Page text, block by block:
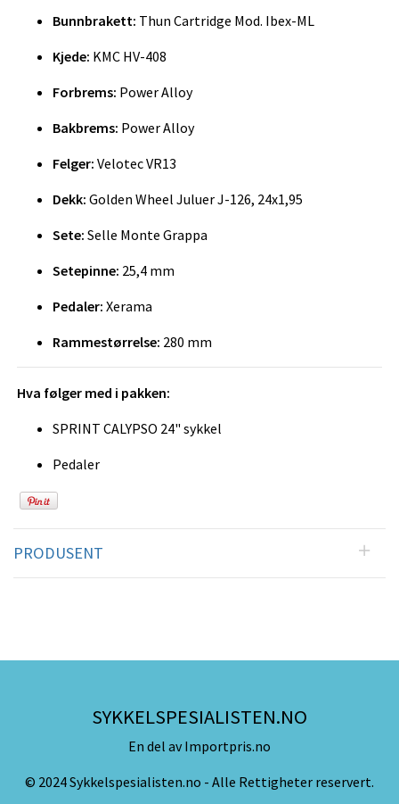
Bunnbrakett: Thun Cartridge Mod. Ibex-ML
Kjede: KMC HV-408
Forbrems: Power Alloy
Bakbrems: Power Alloy
Felger: Velotec VR13
Dekk: Golden Wheel Juluer J-126, 24x1,95
Sete: Selle Monte Grappa
Setepinne: 25,4 mm
Pedaler: Xerama
Rammestørrelse: 280 mm
Hva følger med i pakken:
SPRINT CALYPSO 24" sykkel
Pedaler
PRODUSENT
SYKKELSPESIALISTEN.NO
En del av Importpris.no
© 2024 Sykkelspesialisten.no - Alle Rettigheter reservert.